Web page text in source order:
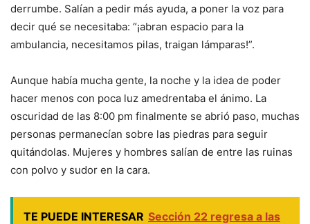
derrumbe. Salían a pedir más ayuda, a poner la voz para
decir qué se necesitaba: “¡abran espacio para la
ambulancia, necesitamos pilas, traigan lámparas!”.
Aunque había mucha gente, la noche y la idea de poder
hacer menos con poca luz amedrentaba el ánimo. La
oscuridad de las 8:00 pm finalmente se abrió paso, muchas
personas permanecían sobre las piedras para seguir
quitándolas. Mujeres y hombres salían de entre las ruinas
con polvo y sudor en la cara.
TE PUEDE INTERESAR Sección 22 regresa a las